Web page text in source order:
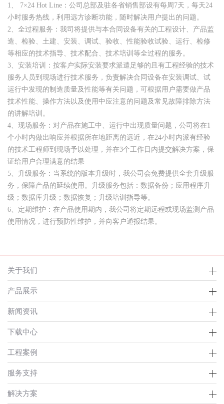
1、 7×24 Hot Line：公司总部及驻各省销售部设有每周7天，每天24
小时服务热线，利用远方诊断功能，随时解决用户提出的问题。
2、全过程服务：我司将提供与本合同设备有关的工程设计、产品监
造、检验、土建、安装、调试、验收、性能验收试验、运行、检修
等相应的技术指导、技术配合、技术培训等全过程的服务。
3、安装培训：按客户实际安装要求派遣足够的且有工程经验的技术
服务人员到现场进行技术服务，负责解决合同设备在安装调试、试
运行中发现的制造质量及性能等有关问题，可根据用户需要做产品
技术性能、操作方法以及使用中应注意的问题及常见故障排除方法
的讲解培训。
4、现场服务：对产品在施工中、运行中出现质量问题，公司将在1
个小时内做出响应并根据所在地距离的远近，在24小时内派有经验
的技术工程师到现场予以处理，并在3个工作日内提交解决方案，保
证给用户合理满意的结果
5、升级服务：当系统的版本升级时，我公司会免费提供全套升级服
务，保障产品的延续使用。升级服务包括：数据备份；应用程序升
级；数据库升级；数据恢复；升级培训指导等。
6、定期维护：在产品使用期内，我公司将定期远程或现场监测产品
使用情况，进行预防性维护，并向客户通报结果。
关于我们
产品展示
新闻资讯
下载中心
工程案例
服务支持
解决方案